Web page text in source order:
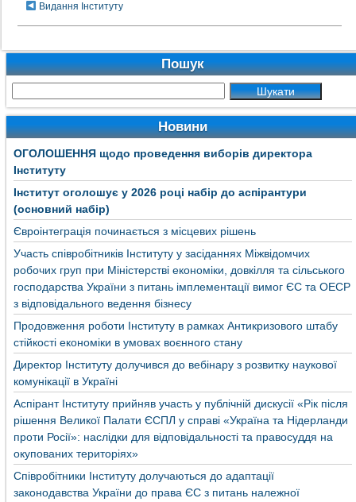
Видання Інституту
Пошук
Новини
ОГОЛОШЕННЯ щодо проведення виборів директора
Інституту
Інститут оголошує у 2026 році набір до аспірантури
(основний набір)
Євроінтеграція починається з місцевих рішень
Участь співробітників Інституту у засіданнях Міжвідомчих
робочих груп при Міністерстві економіки, довкілля та сільського
господарства України з питань імплементації вимог ЄС та ОЕСР
з відповідального ведення бізнесу
Продовження роботи Інституту в рамках Антикризового штабу
стійкості економіки в умовах воєнного стану
Директор Інституту долучився до вебінару з розвитку наукової
комунікації в Україні
Аспірант Інституту прийняв участь у публічній дискусії «Рік після
рішення Великої Палати ЄСПЛ у справі «Україна та Нідерланди
проти Росії»: наслідки для відповідальності та правосуддя на
окупованих територіях»
Співробітники Інституту долучаються до адаптації
законодавства України до права ЄС з питань належної